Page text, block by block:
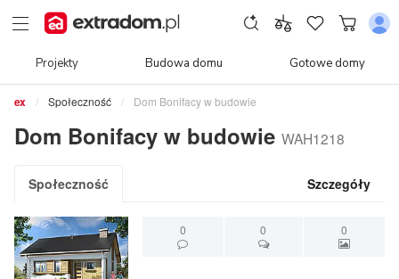
Projekty Budowa domu Gotowe domy
Społeczność Dom Bonifacy w budowie
Dom Bonifacy w budowie WAH1218
Społeczność Szczegóły
0 0 0